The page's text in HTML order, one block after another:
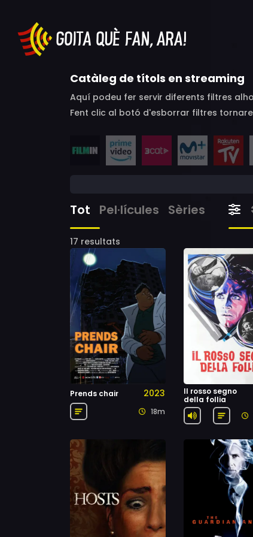
Catàleg de títols en streaming
Aquí podeu fer servir diferents filtres
Fent clic al botó d'esborrar filtres
Tot Pel·lícules Sèries
17 resultats
Prends chair 2023
18m
Il rosso segno
della follia